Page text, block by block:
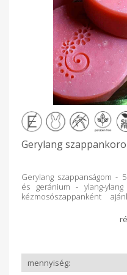
Gerylang
Gerylang szappanságom -
és geránium - ylang-
kézmosószappanként
faggyútermelést, ezért
alkalmazható.
öregedő, igénybevett
aknék, pattanások,